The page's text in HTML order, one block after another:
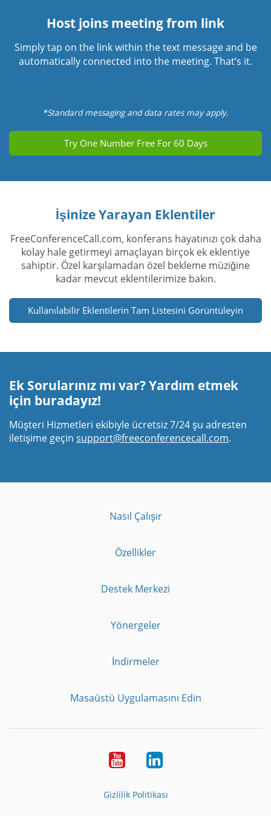
Host joins meeting from link
Simply tap on the link within the text message and be
automatically connected into the meeting. That’s it.
*Standard messaging and data rates may apply.
Try One Number Free For 60 Days
İşinize Yarayan Eklentiler
FreeConferenceCall.com, konferans hayatınızı çok daha
kolay hale getirmeyi amaçlayan birçok ek eklentiye
sahiptir. Özel karşılamadan özel bekleme müziğine
kadar mevcut eklentilerimize bakın.
Kullanılabilir Eklentilerin Tam Listesini Görüntüleyin
Ek Sorularınız mı var? Yardım etmek
için buradayız!
Müşteri Hizmetleri ekibiyle ücretsiz 7/24 şu adresten
iletişime geçin support@freeconferencecall.com.
Nasıl Çalışır
Özellikler
Destek Merkezi
Yönergeler
İndirmeler
Masaüstü Uygulamasını Edin
YoutubeLinkedIn
Gizlilik Politikası